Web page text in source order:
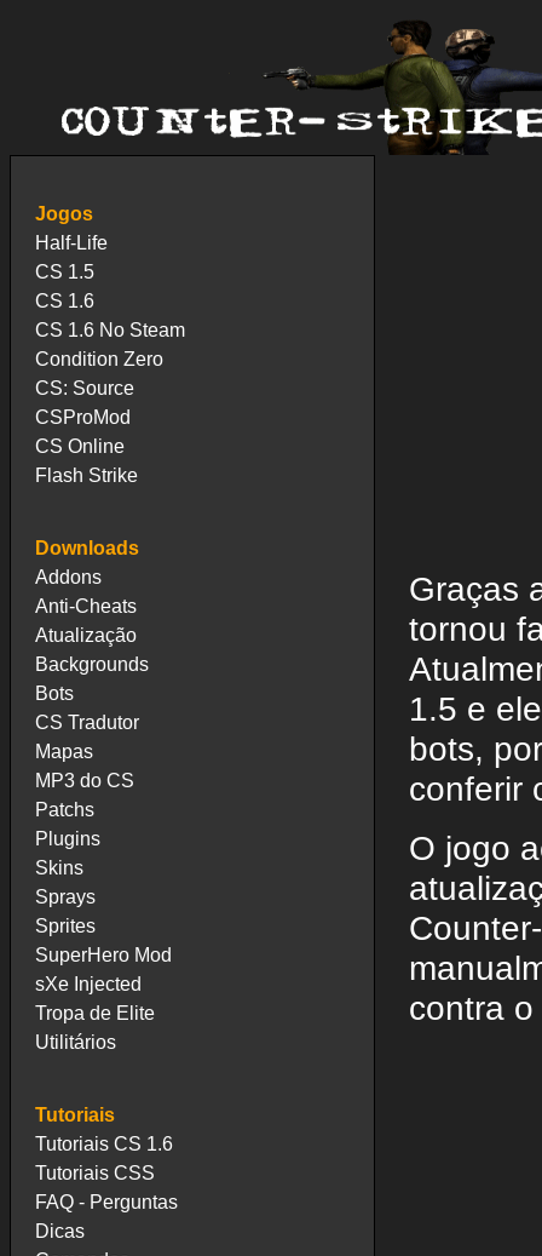
Jogos
Half-Life
CS 1.5
CS 1.6
CS 1.6 No Steam
Condition Zero
CS: Source
CSProMod
CS Online
Flash Strike
Downloads
Addons
Anti-Cheats
Atualização
Backgrounds
Bots
CS Tradutor
Mapas
MP3 do CS
Patchs
Plugins
Skins
Sprays
Sprites
SuperHero Mod
sXe Injected
Tropa de Elite
Utilitários
Tutoriais
Tutoriais CS 1.6
Tutoriais CSS
FAQ - Perguntas
Dicas
Graças
tornou
1.5 e
bots,
conferir
O jogo
contra